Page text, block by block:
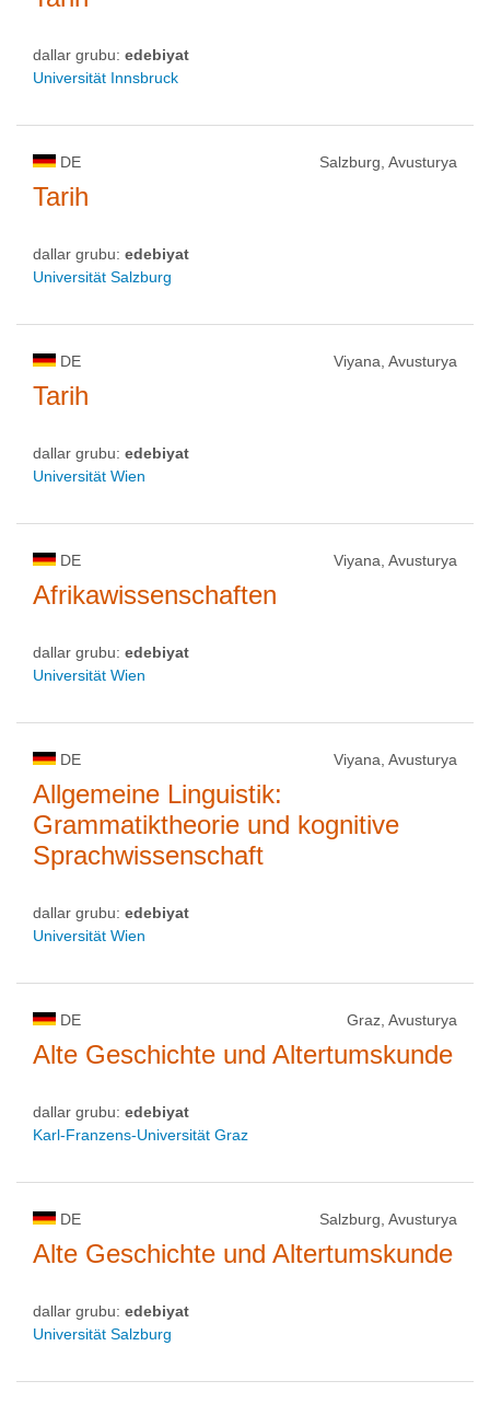
dallar grubu: edebiyat
Universität Innsbruck
DE Salzburg, Avusturya
Tarih
dallar grubu: edebiyat
Universität Salzburg
DE Viyana, Avusturya
Tarih
dallar grubu: edebiyat
Universität Wien
DE Viyana, Avusturya
Afrikawissenschaften
dallar grubu: edebiyat
Universität Wien
DE Viyana, Avusturya
Allgemeine Linguistik:
Grammatiktheorie und kognitive
Sprachwissenschaft
dallar grubu: edebiyat
Universität Wien
DE Graz, Avusturya
Alte Geschichte und Altertumskunde
dallar grubu: edebiyat
Karl-Franzens-Universität Graz
DE Salzburg, Avusturya
Alte Geschichte und Altertumskunde
dallar grubu: edebiyat
Universität Salzburg